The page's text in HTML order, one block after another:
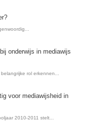
onderwijs in mediawijs
rol erkennen...
voor mediawijsheid in
2010-2011 stelt...